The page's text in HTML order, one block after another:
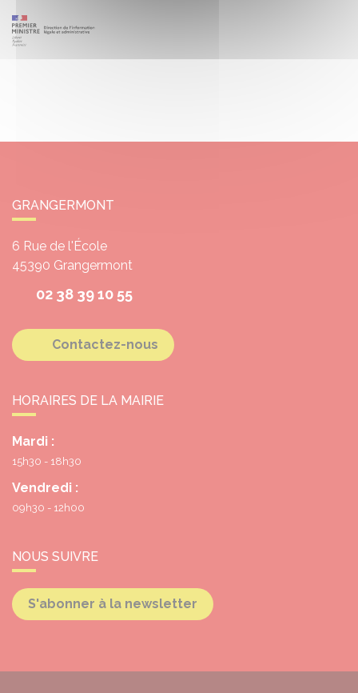
GRANGERMONT
6 Rue de l'École
45390 Grangermont
02 38 39 10 55
Contactez-nous
HORAIRES DE LA MAIRIE
Mardi :
15h30 - 18h30
Vendredi :
09h30 - 12h00
NOUS SUIVRE
S'abonner à la newsletter